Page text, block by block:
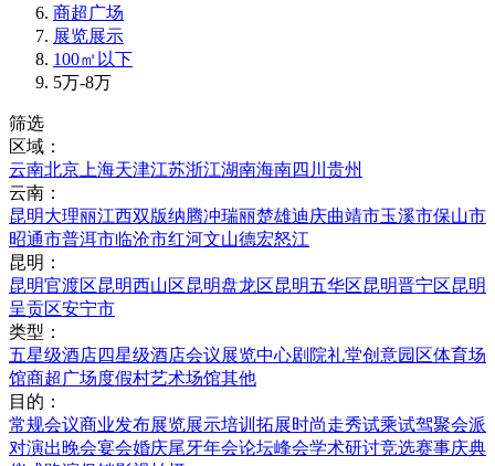
商超广场
展览展示
100㎡以下
5万-8万
筛选
区域：
云南北京 上海天津江苏浙江湖南海南四川 贵州
云南：
昆明大理丽江西双版纳腾冲瑞丽楚雄迪庆曲靖市玉溪市保山市
昭通市普洱市临沧市红河文山德宏怒江
昆明：
昆明官渡区昆明西山区昆明盘龙区昆明五华区昆明晋宁区昆明
呈贡区安宁市
类型：
五星级酒店四星级酒店会议展览中心剧院礼堂创意园区体育场
馆商超广场度假村艺术场馆其他
目的：
常规会议商业发布展览展示培训拓展时尚走秀试乘试驾聚会派
对演出晚会宴会婚庆尾牙年会论坛峰会学术研讨竞选赛事庆典